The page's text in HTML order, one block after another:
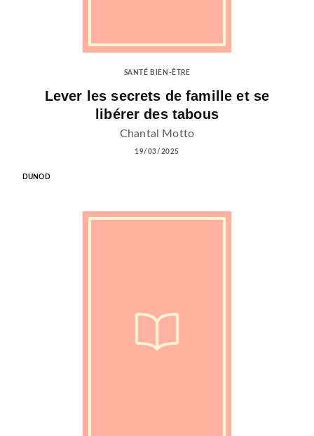
SANTÉ BIEN-ÊTRE
Lever les secrets de famille et se
libérer des tabous
Chantal Motto
19/03/2025
DUNOD